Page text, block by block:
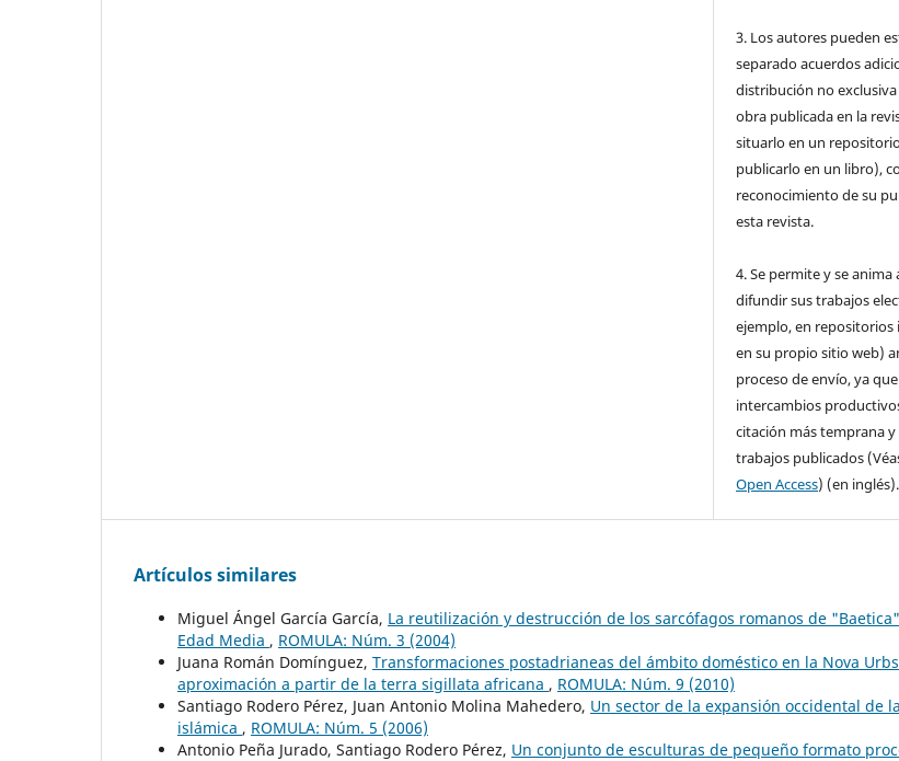
3. Los autores pueden
separado acuerdos
distribución no
obra publicada en la
situarlo en un
publicarlo en un libro),
reconocimiento de su
esta revista.
4. Se permite y se anima
difundir sus trabajos
ejemplo, en repositorios
en su propio sitio web)
proceso de envío, ya
intercambios
citación más temprana
trabajos publicados
Open Access) (en inglés).
Artículos similares
Miguel Ángel García García, La reutilización y destrucción de los sarcófagos romanos de
Edad Media , ROMULA: Núm. 3 (2004)
Juana Román Domínguez, Transformaciones postadrianeas del ámbito doméstico en la Nova
aproximación a partir de la terra sigillata africana , ROMULA: Núm. 9 (2010)
Santiago Rodero Pérez, Juan Antonio Molina Mahedero, Un sector de la expansión occidental de
islámica , ROMULA: Núm. 5 (2006)
Antonio Peña Jurado, Santiago Rodero Pérez, Un conjunto de esculturas de pequeño formato